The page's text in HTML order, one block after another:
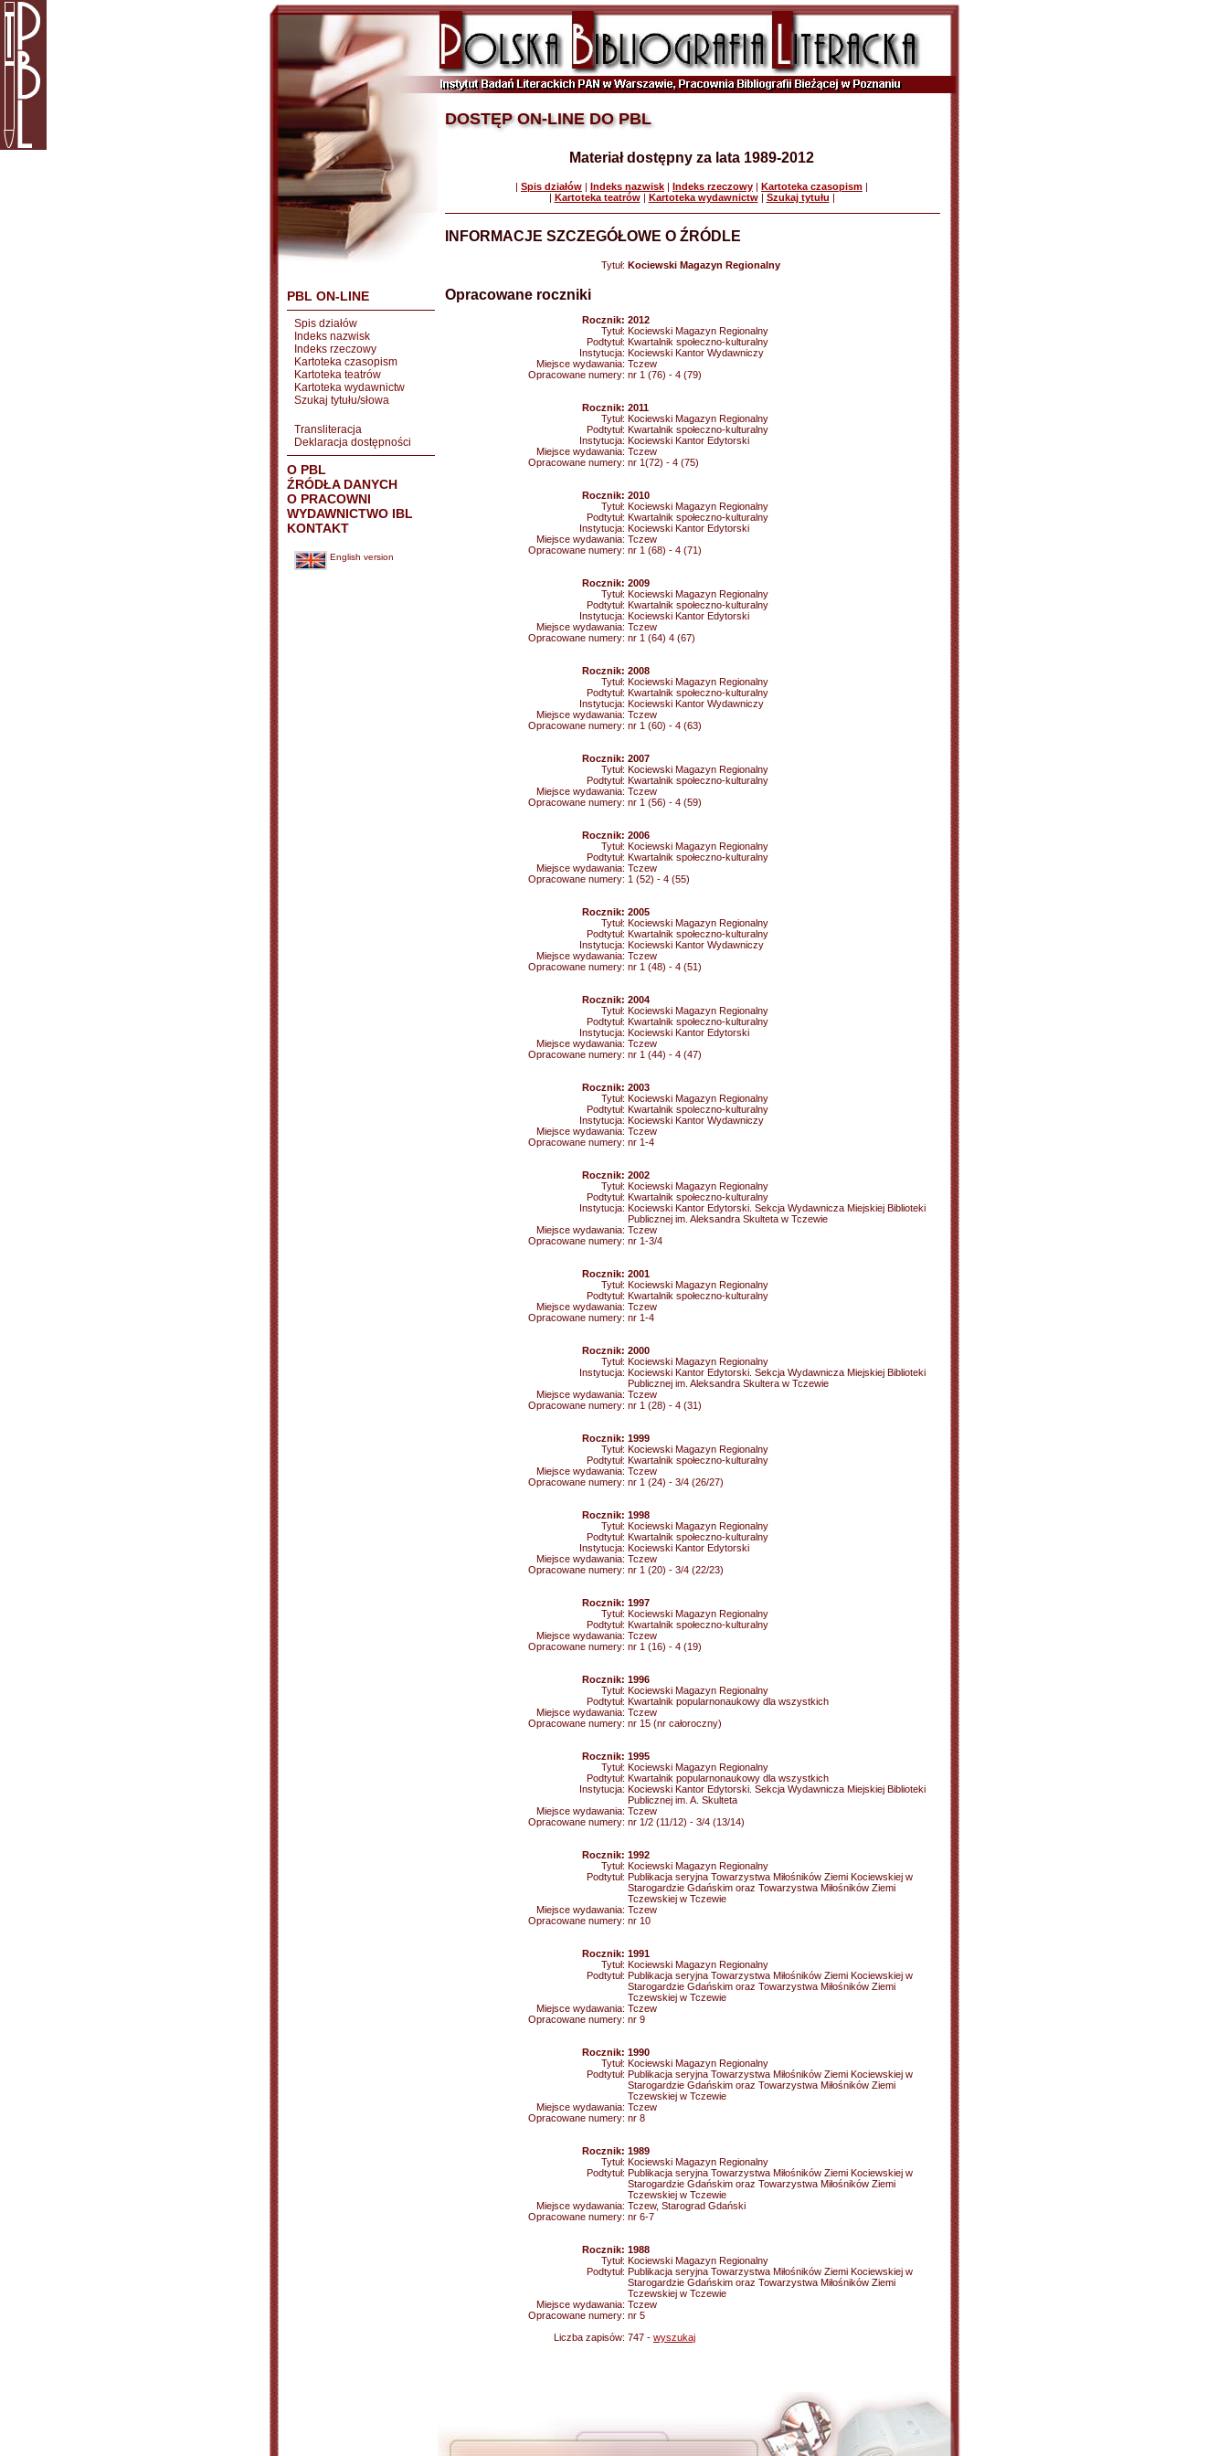
PBL ON-LINE
Spis działów
Indeks nazwisk
Indeks rzeczowy
Kartoteka czasopism
Kartoteka teatrów
Kartoteka wydawnictw
Szukaj tytułu/słowa
Transliteracja
Deklaracja dostępności
O PBL
ŹRÓDŁA DANYCH
O PRACOWNI
WYDAWNICTWO IBL
KONTAKT
English version
DOSTĘP ON-LINE DO PBL
Materiał dostępny za lata 1989-2012
| Spis działów | Indeks nazwisk | Indeks rzeczowy | Kartoteka czasopism |
| Kartoteka teatrów| Kartoteka wydawnictw| Szukaj tytułu |
INFORMACJE SZCZEGÓŁOWE O ŹRÓDLE
Tytuł: Kociewski Magazyn Regionalny
Opracowane roczniki
Rocznik: 2012
Tytuł: Kociewski Magazyn Regionalny
Podtytuł: Kwartalnik społeczno-kulturalny
Instytucja: Kociewski Kantor Wydawniczy
Miejsce wydawania: Tczew
Opracowane numery: nr 1 (76) - 4 (79)
Rocznik: 2011
Tytuł: Kociewski Magazyn Regionalny
Podtytuł: Kwartalnik społeczno-kulturalny
Instytucja: Kociewski Kantor Edytorski
Miejsce wydawania: Tczew
Opracowane numery: nr 1(72) - 4 (75)
Rocznik: 2010
Tytuł: Kociewski Magazyn Regionalny
Podtytuł: Kwartalnik społeczno-kulturalny
Instytucja: Kociewski Kantor Edytorski
Miejsce wydawania: Tczew
Opracowane numery: nr 1 (68) - 4 (71)
Rocznik: 2009
Tytuł: Kociewski Magazyn Regionalny
Podtytuł: Kwartalnik społeczno-kulturalny
Instytucja: Kociewski Kantor Edytorski
Miejsce wydawania: Tczew
Opracowane numery: nr 1 (64) 4 (67)
Rocznik: 2008
Tytuł: Kociewski Magazyn Regionalny
Podtytuł: Kwartalnik społeczno-kulturalny
Instytucja: Kociewski Kantor Wydawniczy
Miejsce wydawania: Tczew
Opracowane numery: nr 1 (60) - 4 (63)
Rocznik: 2007
Tytuł: Kociewski Magazyn Regionalny
Podtytuł: Kwartalnik społeczno-kulturalny
Miejsce wydawania: Tczew
Opracowane numery: nr 1 (56) - 4 (59)
Rocznik: 2006
Tytuł: Kociewski Magazyn Regionalny
Podtytuł: Kwartalnik społeczno-kulturalny
Miejsce wydawania: Tczew
Opracowane numery: 1 (52) - 4 (55)
Rocznik: 2005
Tytuł: Kociewski Magazyn Regionalny
Podtytuł: Kwartalnik społeczno-kulturalny
Instytucja: Kociewski Kantor Wydawniczy
Miejsce wydawania: Tczew
Opracowane numery: nr 1 (48) - 4 (51)
Rocznik: 2004
Tytuł: Kociewski Magazyn Regionalny
Podtytuł: Kwartalnik społeczno-kulturalny
Instytucja: Kociewski Kantor Edytorski
Miejsce wydawania: Tczew
Opracowane numery: nr 1 (44) - 4 (47)
Rocznik: 2003
Tytuł: Kociewski Magazyn Regionalny
Podtytuł: Kwartalnik spoleczno-kulturalny
Instytucja: Kociewski Kantor Wydawniczy
Miejsce wydawania: Tczew
Opracowane numery: nr 1-4
Rocznik: 2002
Tytuł: Kociewski Magazyn Regionalny
Podtytuł: Kwartalnik społeczno-kulturalny
Instytucja: Kociewski Kantor Edytorski. Sekcja Wydawnicza Miejskiej Biblioteki
Publicznej im. Aleksandra Skulteta w Tczewie
Miejsce wydawania: Tczew
Opracowane numery: nr 1-3/4
Rocznik: 2001
Tytuł: Kociewski Magazyn Regionalny
Podtytuł: Kwartalnik społeczno-kulturalny
Miejsce wydawania: Tczew
Opracowane numery: nr 1-4
Rocznik: 2000
Tytuł: Kociewski Magazyn Regionalny
Instytucja: Kociewski Kantor Edytorski. Sekcja Wydawnicza Miejskiej Biblioteki
Publicznej im. Aleksandra Skultera w Tczewie
Miejsce wydawania: Tczew
Opracowane numery: nr 1 (28) - 4 (31)
Rocznik: 1999
Tytuł: Kociewski Magazyn Regionalny
Podtytuł: Kwartalnik społeczno-kulturalny
Miejsce wydawania: Tczew
Opracowane numery: nr 1 (24) - 3/4 (26/27)
Rocznik: 1998
Tytuł: Kociewski Magazyn Regionalny
Podtytuł: Kwartalnik społeczno-kulturalny
Instytucja: Kociewski Kantor Edytorski
Miejsce wydawania: Tczew
Opracowane numery: nr 1 (20) - 3/4 (22/23)
Rocznik: 1997
Tytuł: Kociewski Magazyn Regionalny
Podtytuł: Kwartalnik społeczno-kulturalny
Miejsce wydawania: Tczew
Opracowane numery: nr 1 (16) - 4 (19)
Rocznik: 1996
Tytuł: Kociewski Magazyn Regionalny
Podtytuł: Kwartalnik popularnonaukowy dla wszystkich
Miejsce wydawania: Tczew
Opracowane numery: nr 15 (nr całoroczny)
Rocznik: 1995
Tytuł: Kociewski Magazyn Regionalny
Podtytuł: Kwartalnik popularnonaukowy dla wszystkich
Instytucja: Kociewski Kantor Edytorski. Sekcja Wydawnicza Miejskiej Biblioteki
Publicznej im. A. Skulteta
Miejsce wydawania: Tczew
Opracowane numery: nr 1/2 (11/12) - 3/4 (13/14)
Rocznik: 1992
Tytuł: Kociewski Magazyn Regionalny
Podtytuł: Publikacja seryjna Towarzystwa Miłośników Ziemi Kociewskiej w
Starogardzie Gdańskim oraz Towarzystwa Miłośników Ziemi
Tczewskiej w Tczewie
Miejsce wydawania: Tczew
Opracowane numery: nr 10
Rocznik: 1991
Tytuł: Kociewski Magazyn Regionalny
Podtytuł: Publikacja seryjna Towarzystwa Miłośników Ziemi Kociewskiej w
Starogardzie Gdańskim oraz Towarzystwa Miłośników Ziemi
Tczewskiej w Tczewie
Miejsce wydawania: Tczew
Opracowane numery: nr 9
Rocznik: 1990
Tytuł: Kociewski Magazyn Regionalny
Podtytuł: Publikacja seryjna Towarzystwa Miłośników Ziemi Kociewskiej w
Starogardzie Gdańskim oraz Towarzystwa Miłośników Ziemi
Tczewskiej w Tczewie
Miejsce wydawania: Tczew
Opracowane numery: nr 8
Rocznik: 1989
Tytuł: Kociewski Magazyn Regionalny
Podtytuł: Publikacja seryjna Towarzystwa Miłośników Ziemi Kociewskiej w
Starogardzie Gdańskim oraz Towarzystwa Miłośników Ziemi
Tczewskiej w Tczewie
Miejsce wydawania: Tczew, Starograd Gdański
Opracowane numery: nr 6-7
Rocznik: 1988
Tytuł: Kociewski Magazyn Regionalny
Podtytuł: Publikacja seryjna Towarzystwa Miłośników Ziemi Kociewskiej w
Starogardzie Gdańskim oraz Towarzystwa Miłośników Ziemi
Tczewskiej w Tczewie
Miejsce wydawania: Tczew
Opracowane numery: nr 5
Liczba zapisów: 747 - wyszukaj